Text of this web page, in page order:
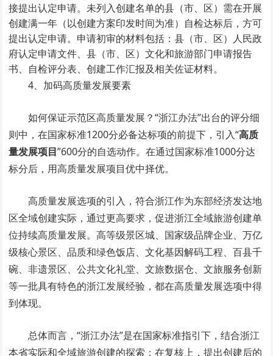
接提出认定申请。未列入创建名单的县（市、区）需在开展
创建满一年（以创建方案印发时间为准）自检达标后，方可
提出认定申请。申请初审的材料包括：县（市、区）人民政
府认定申请文件、县（市、区）文化和旅游部门申请报告
书、自检评分表、创建工作汇报及相关佐证材料。
4、加码高质量发展要素
如何保证示范区高质量发展？“浙江办法”出台的评分细
则中，在国家标准1200分必备达标项的前提下，引入“高质
量发展项目”600分的自选动作。在通过国家标准1000分达
标分后，用高质量发展项目优中择优。
高质量发展选项的引入，符合浙江作为东部经济发达地
区全域创建实际，通过更高要求，促进浙江全域旅游创建单
位持续高质量发展。高等级景区城、国家级品牌企业、万亿
级核心景区、品质和绿色饭店、文化基因解码工程、百县千
碗、非遗景区、公共文化礼堂、文旅数据仓、文旅服务创新
等一批具有特色的浙江发展经验，都在高质量发展选项中得
到体现。
总体而言，“浙江办法”是在国家标准指引下，结合浙江
本省实际和全域旅游创建的探索：在复核上，提出创建后的